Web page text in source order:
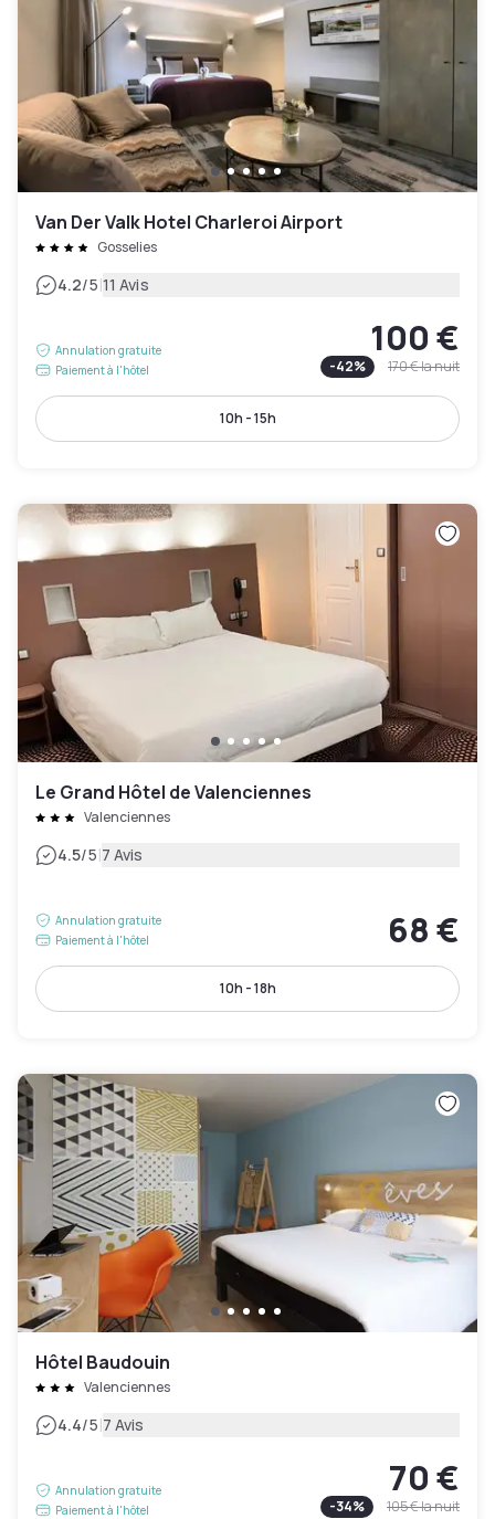
Van Der Valk Hotel Charleroi Airport
Gosselies
4.2/5|11 Avis
Annulation gratuite
Paiement à l'hôtel
100 €
-42% 170 €la nuit
10h - 15h
Le Grand Hôtel de Valenciennes
Valenciennes
4.5/5|7 Avis
Annulation gratuite
Paiement à l'hôtel
68 €
10h - 18h
Hôtel Baudouin
Valenciennes
4.4/5|7 Avis
Annulation gratuite
Paiement à l'hôtel
70 €
-34% 105 €la nuit